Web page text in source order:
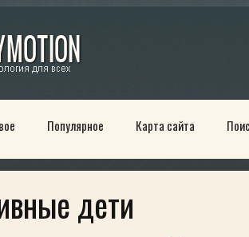
Популярное Карта сайта
дети